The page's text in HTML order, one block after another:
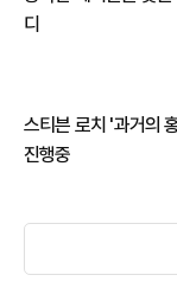
디
스티븐 로치 '과거의
진행중